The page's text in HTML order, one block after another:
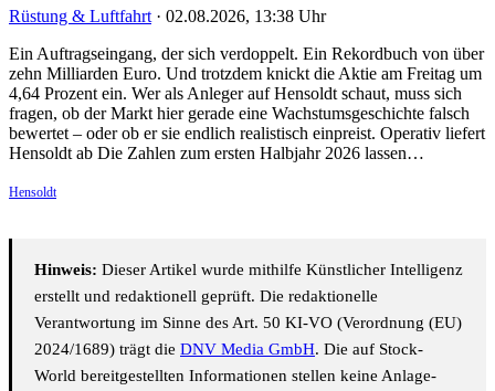
Rüstung & Luftfahrt · 02.08.2026, 13:38 Uhr
Ein Auftragseingang, der sich verdoppelt. Ein Rekordbuch von über
zehn Milliarden Euro. Und trotzdem knickt die Aktie am Freitag um
4,64 Prozent ein. Wer als Anleger auf Hensoldt schaut, muss sich
fragen, ob der Markt hier gerade eine Wachstumsgeschichte falsch
bewertet – oder ob er sie endlich realistisch einpreist. Operativ liefert
Hensoldt ab Die Zahlen zum ersten Halbjahr 2026 lassen…
Hensoldt
Hinweis: Dieser Artikel wurde mithilfe Künstlicher Intelligenz
erstellt und redaktionell geprüft. Die redaktionelle
Verantwortung im Sinne des Art. 50 KI-VO (Verordnung (EU)
2024/1689) trägt die DNV Media GmbH. Die auf Stock-
World bereitgestellten Informationen stellen keine Anlage-